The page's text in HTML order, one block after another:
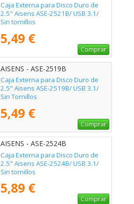
Caja Externa para Disco Duro de
2.5" Aisens ASE-2521B/ USB 3.1/
Sin tornillos
5,49 €
Comprar
AISENS - ASE-2519B
Caja Externa para Disco Duro de
2.5" Aisens ASE-2519B/ USB 3.1/
Sin Tornillos
5,49 €
Comprar
AISENS - ASE-2524B
Caja Externa para Disco Duro de
2.5" Aisens ASE-2524B/ USB 3.1/
Sin tornillos
5,89 €
Comprar